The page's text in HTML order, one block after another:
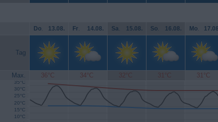
Do. 13.08. Fr. 14.08. Sa. 15.08. So. 16.08. Mo.
Tag
Max. 36°C 34°C 32°C 31°C 31°C
10°C
15°C
20°C
25°C
30°C
35°C